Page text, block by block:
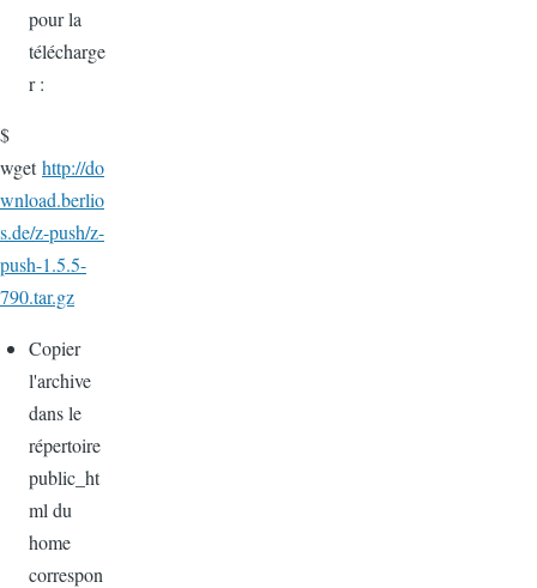
pour la
télécharge
r :
$
wgethttp://do
wnload.berlio
s.de/z-push/z-
push-1.5.5-
790.tar.gz
Copier
l'archive
dans le
répertoire
public_ht
ml du
home
correspon